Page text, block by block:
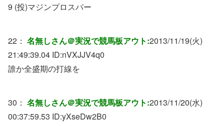
9 (投)マジンプロスパー
22： 名無しさん＠実況で競馬板アウト:2013/11/19(火)
21:49:39.04 ID:nVXJJV4q0
誰か全盛期の打線を
30： 名無しさん＠実況で競馬板アウト:2013/11/20(水)
00:37:59.53 ID:yXseDw2B0